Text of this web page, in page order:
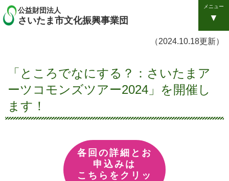
公益財団法人
さいたま市文化振興事業団
メニュー
（2024.10.18更新）
「ところでなにする？：さいたまア
ーツコモンズツアー2024」を開催し
ます！
各回の詳細とお
申込みは
こちらをクリッ